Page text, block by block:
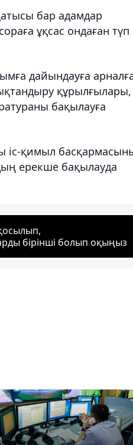
бар адамдар
ұқсас ондаған түп
дайындауға
құрылғылары,
бақылауға
іс-қимыл
ерекше бақылауда
бірінші болып оқыңыз